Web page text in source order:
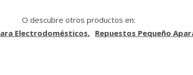
O descubre otros productos en:
Electrodomésticos
Repuestos Pequeño